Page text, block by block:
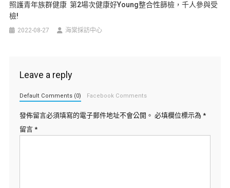
照護青年族群健康 第2場次健康好young整合性篩檢，千人參與受
檢!
2022-08-27 海棠採訪中心
Leave a reply
Default Comments (0) Facebook Comments
發佈留言必須填寫的電子郵件地址不會公開。 必填欄位標示為 *
留言 *